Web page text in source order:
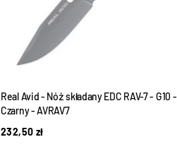
Real Avid - Nóż składany EDC RAV-7 - G10 -
Czarny - AVRAV7
232,50 zł